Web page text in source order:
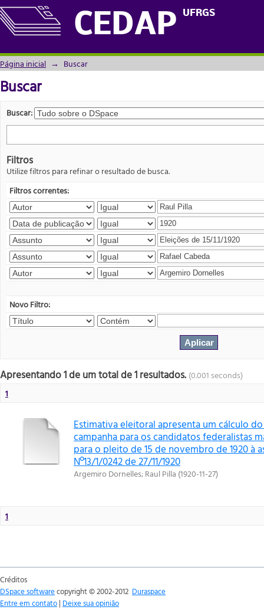
CEDAP UFRGS
Buscar
Página inicial → Buscar
Buscar
Buscar:
Filtros
Utilize filtros para refinar o resultado de busca.
Filtros correntes:
Novo Filtro:
Apresentando 1 de um total de 1 resultados. (0.001 seconds)
1
Estimativa eleitoral apresenta um cálculo
campanha para os candidatos federalistas
para o pleito de 15 de novembro de 1920 à
Nº13/1/0242 de 27/11/1920
Argemiro Dornelles;Raul Pilla (1920-11-27)
1
Créditos
DSpace softwarecopyright © 2002-2012 Duraspace
Entre em contato | Deixe sua opinião